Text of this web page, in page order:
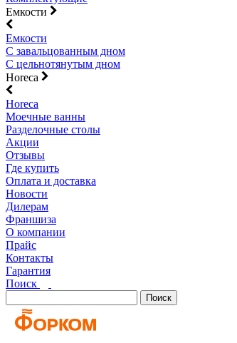
Емкости
Емкости
С завальцованным дном
С цельнотянутым дном
Horeca
Horeca
Моечные ванны
Разделочные столы
Акции
Отзывы
Где купить
Оплата и доставка
Новости
Дилерам
Франшиза
О компании
Прайс
Контакты
Гарантия
Поиск
Поиск